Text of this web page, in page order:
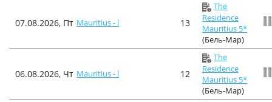
07.08.2026, Пт Mauritius - l 13
The
Residence
Mauritius 5*
(Бель-Мар)
06.08.2026, Чт Mauritius - l 12
The
Residence
Mauritius 5*
(Бель-Мар)